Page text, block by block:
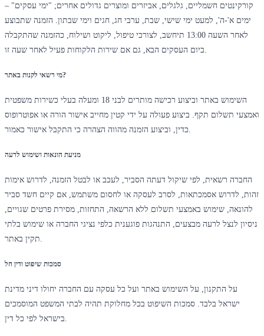
קורקינטים חשמליים, גלגלים, אביזרים ומוצרים גדולים אחרים; "ימי עסקים" –
ימים א'-ה', למעט ימי שישי, שבת, ערבי חג, חגים וימי שבתון. הזמנה שתבוצע
לאחר השעה 13:00 תיחשב, לצורכי טיפול, ליקוט ושילוח, כהזמנה שהתקבלה
מי רשאי לקנות באתר?
השימוש באתר וביצוע רכישה מותרים לבני 18 ומעלה בעלי כשירות משפטית
ואמצעי תשלום תקף. ביצוע פעולה על ידי קטין מחייב אישור הורה או אפוטרופוס
מניעת הונאות ושימוש לרעה
החברה רשאית, לפי שיקול דעתה הסביר, לעכב או לבטל הזמנה, לדרוש אימות
זהות, לדרוש אסמכתאות, לסרב לעסקה או לחסום משתמש, אם קיים חשד סביר
להונאה, שימוש באמצעי תשלום ללא הרשאה, התחזות, מסירת פרטים שגויים,
ניסיון לנצל לרעה מבצעים, התנהגות פוגענית כלפי נציגי החברה או שימוש בלתי
סמכות שיפוט ודין חל
על התקנון, על השימוש באתר ועל כל עסקה עם החברה יחולו דיני מדינת
ישראל בלבד. סמכות השיפוט בכל מחלוקת תהיה לבתי המשפט המוסמכים